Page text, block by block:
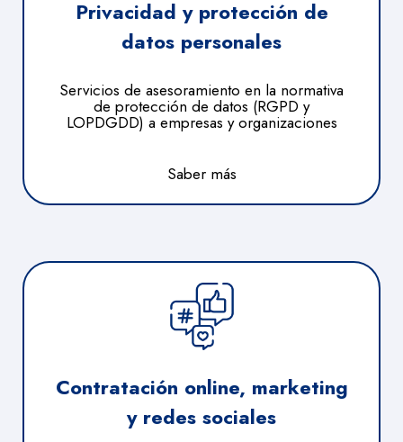
Privacidad y protección de
datos personales
Servicios de asesoramiento en la normativa
de protección de datos (RGPD y
LOPDGDD) a empresas y organizaciones
Saber más
Contratación online, marketing
y redes sociales